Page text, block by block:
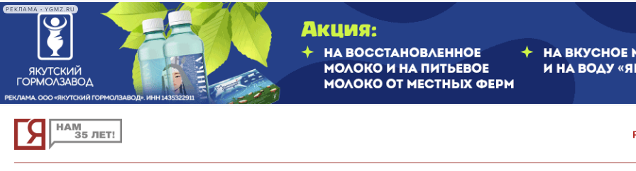
РЕКЛАМА • YGMZ.RU